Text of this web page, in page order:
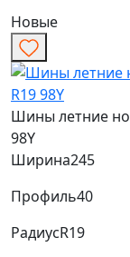
Новые
Шины летние
98Y
Ширина245
Профиль40
РадиусR19